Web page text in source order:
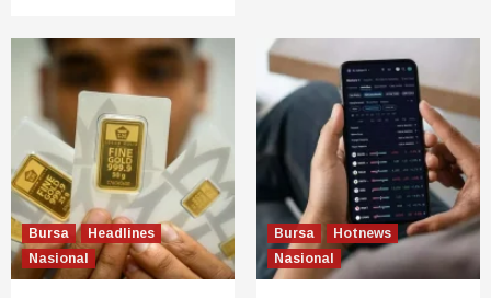
Bursa
Headlines
Nasional
Bursa
Hotnews
Nasional